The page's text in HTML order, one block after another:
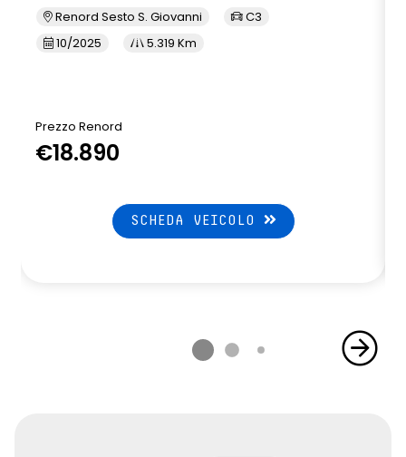
Renord Sesto S. Giovanni
C3
10/2025
5.319 Km
Prezzo Renord
€18.890
SCHEDA VEICOLO